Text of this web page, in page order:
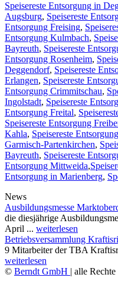
Speisereste Entsorgung in
Augsburg, Speisereste
Entsorgung Freising,
Entsorgung Kulmbach,
Bayreuth, Speisereste
Entsorgung Rosenheim,
Deggendorf, Speisereste
Erlangen, Speisereste
Entsorgung Crimmitschau,
Ingolstadt, Speisereste
Entsorgung Freital,
Speisereste Entsorgung
Kahla, Speisereste
Garmisch-Partenkirchen,
Bayreuth, Speisereste
Entsorgung Mittweida,
Entsorgung in Marienberg,
News
Ausbildungsmesse
die diesjährige
April ... weiterlesen
Betriebsversammlung
9 Mitarbeiter der TBA
weiterlesen
© Berndt GmbH | alle